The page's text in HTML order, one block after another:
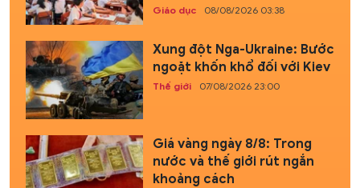
Giáo dục 08/08/2026 03:38
Xung đột Nga-Ukraine: Bước
ngoặt khốn khổ đối với Kiev
Thế giới 07/08/2026 23:00
Giá vàng ngày 8/8: Trong
nước và thế giới rút ngắn
khoảng cách